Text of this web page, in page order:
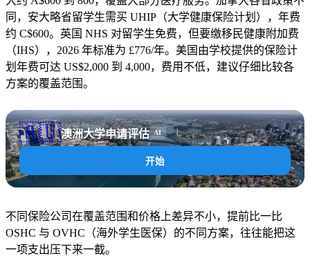
同，安大略省留学生需买 UHIP（大学健康保险计划），年费
约 C$600。英国 NHS 对留学生免费，但要缴移民健康附加费
（IHS），2026 年标准为 £776/年。美国由学校提供的保险计
划年费可达 US$2,000 到 4,000，费用不低，建议仔细比较各
方案的覆盖范围。
🇦🇺澳洲大学申请评估 AI
开始
不同保险公司在覆盖范围和价格上差异不小，提前比一比
OSHC 与 OVHC（海外学生医保）的不同方案，往往能把这
一项支出压下来一截。